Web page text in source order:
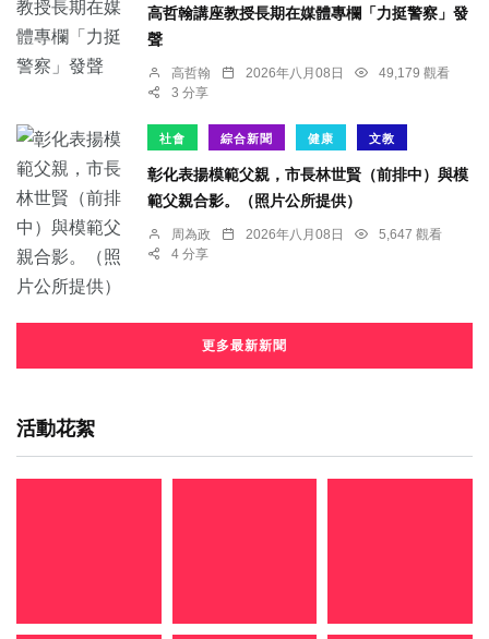
高哲翰講座教授長期在媒體專欄「力挺警察」發
聲
高哲翰 2026年八月08日
49,179 觀看
3 分享
社會 綜合新聞 健康 文教
彰化表揚模範父親，市長林世賢（前排中）與模
範父親合影。（照片公所提供）
周為政 2026年八月08日
5,647 觀看
4 分享
更多最新新聞
活動花絮